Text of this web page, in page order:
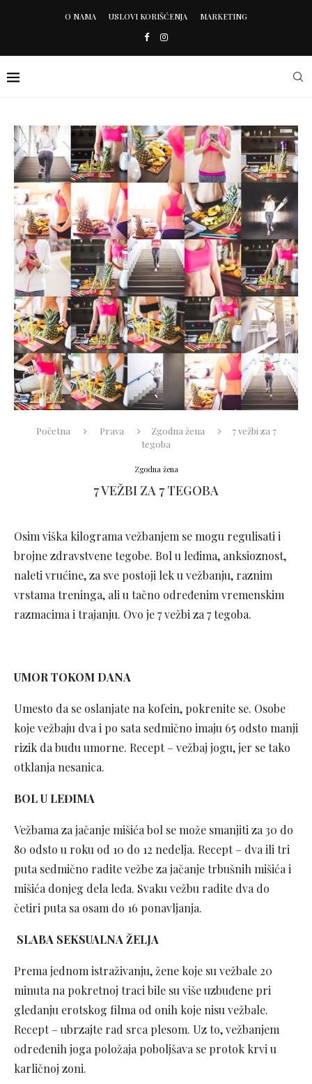
O NAMA USLOVI KORIŠĆENJA MARKETING
Početna Prava Zgodna žena
7 vežbi za 7
tegoba
Zgodna žena
7 VEŽBI ZA 7 TEGOBA
Osim viška kilograma vežbanjem se mogu regulisati i
brojne zdravstvene tegobe. Bol u leđima, anksioznost,
naleti vrućine, za sve postoji lek u vežbanju, raznim
vrstama treninga, ali u tačno određenim vremenskim
razmacima i trajanju. Ovo je 7 vežbi za 7 tegoba.
UMOR TOKOM DANA
Umesto da se oslanjate na kofein, pokrenite se. Osobe
koje vežbaju dva i po sata sedmično imaju 65 odsto manji
rizik da budu umorne. Recept – vežbaj jogu, jer se tako
otklanja nesanica.
BOL U LEĐIMA
Vežbama za jačanje mišića bol se može smanjiti za 30 do
80 odsto u roku od 10 do 12 nedelja. Recept – dva ili tri
puta sedmično radite vežbe za jačanje trbušnih mišića i
mišića donjeg dela leđa. Svaku vežbu radite dva do
četiri puta sa osam do 16 ponavljanja.
SLABA SEKSUALNA ŽELJA
Prema jednom istraživanju, žene koje su vežbale 20
minuta na pokretnoj traci bile su više uzbuđene pri
gledanju erotskog filma od onih koje nisu vežbale.
Recept – ubrzajte rad srca plesom. Uz to, vežbanjem
određenih joga položaja poboljšava se protok krvi u
karličnoj zoni.